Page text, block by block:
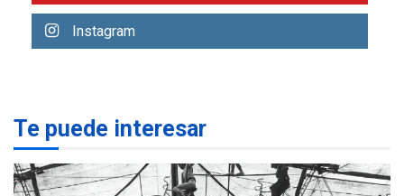
2
Margarita será sede de
para aprender a atender
adultos mayores
Instagram
Te puede interesar